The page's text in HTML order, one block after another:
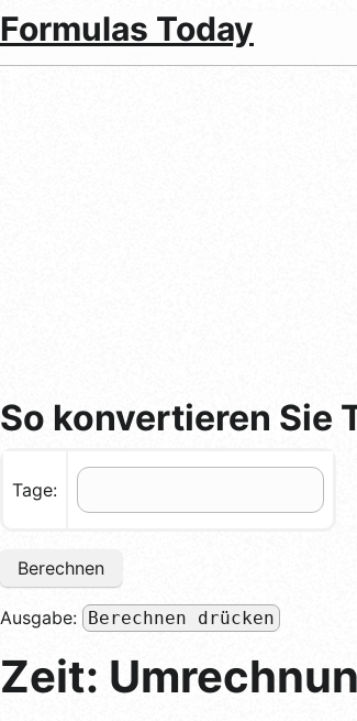
Formulas Today
So konvertieren Sie
Tage:
Berechnen
Ausgabe: Berechnen drücken
Zeit: